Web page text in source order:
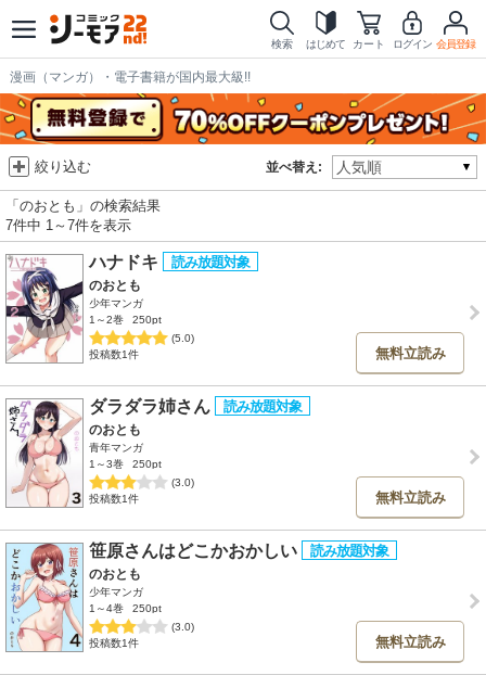
検索 はじめて カート ログイン 会員登録
漫画（マンガ）・電子書籍が国内最大級!!
並べ替え:
絞り込む
「のおとも」の検索結果
7件中 1～7件を表示
ハナドキ
のおとも
少年マンガ
1～2巻
250pt
(5.0)
投稿数1件
無料立読み
ダラダラ姉さん
のおとも
青年マンガ
1～3巻
250pt
(3.0)
投稿数1件
無料立読み
笹原さんはどこかおかしい
のおとも
少年マンガ
1～4巻
250pt
(3.0)
投稿数1件
無料立読み